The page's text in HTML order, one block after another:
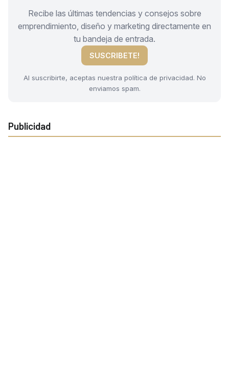
Recibe las últimas tendencias y consejos sobre
emprendimiento, diseño y marketing directamente en
tu bandeja de entrada.
SUSCRIBETE!
Al suscribirte, aceptas nuestra política de privacidad. No
enviamos spam.
Publicidad